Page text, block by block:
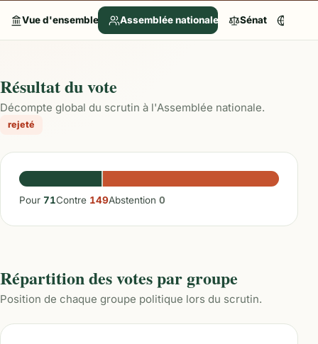
Vue d'ensemble Assemblée nationale Sénat
Résultat du vote
Décompte global du scrutin à l'Assemblée nationale.
rejeté
Pour 71Contre 149Abstention 0
Répartition des votes par groupe
Position de chaque groupe politique lors du scrutin.